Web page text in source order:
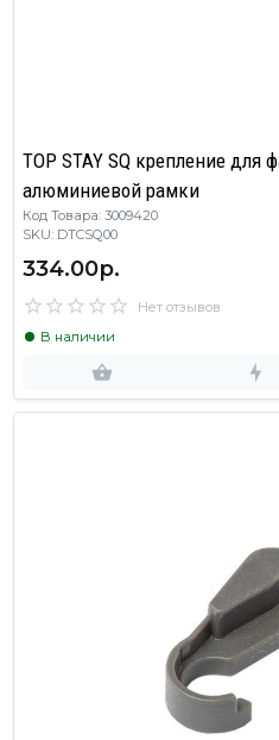
TOP STAY SQ крепление для
алюминиевой рамки
Код Товара: 3009420
SKU: DTCSQ00
334.00р.
Нет отзывов
В наличии